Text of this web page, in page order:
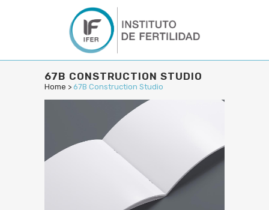
67B CONSTRUCTION STUDIO
Home > 67B Construction Studio